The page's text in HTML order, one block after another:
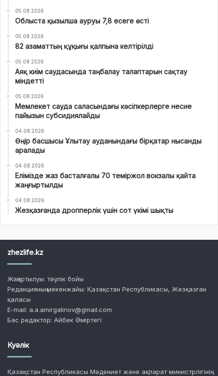
05.08.2026
Облыста қызылша ауруы 7,8 есеге өсті
05.08.2026
82 азаматтың құқығы қалпына келтірілді
05.08.2026
Аяқ киім саудасында таңбалау талаптарын сақтау
міндетті
05.08.2026
Мемлекет сауда саласындағы кәсіпкерлерге несие
пайызын субсидиялайды
04.08.2026
Өңір басшысы Ұлытау ауданындағы бірқатар нысанды
аралады
04.08.2026
Елімізде жаз басталғалы 70 теміржол вокзалы қайта
жаңғыртылды
04.08.2026
Жезқазғанда дропперлік үшін сот үкімі шықты
zhezlife.kz
Жаңартылуы: тәулік бойы
Редакцияның мекенжайы: Қазақстан Республикасы, Жезқазған
қаласы
E-mail: a.a.amirgalinov@gmail.com
Бас редактор: Айбек Әміртегі
Куәлік
Қазақстан Республикасы Мәдениет және ақпарат министрлігінің